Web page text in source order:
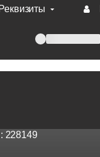
Реквизиты
по счету.
228149